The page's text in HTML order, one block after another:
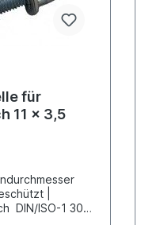
für
11 x 3,5
|
DIN/ISO-1 3017